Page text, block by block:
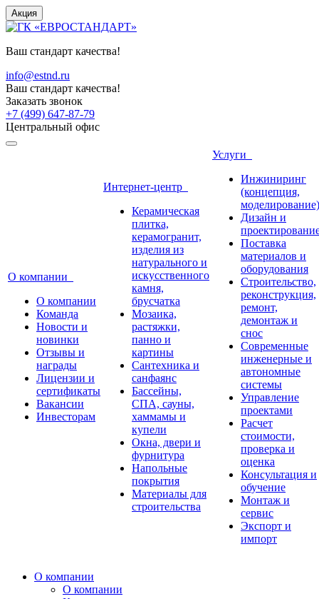
Акция
Ваш стандарт качества!
info@estnd.ru
Ваш стандарт качества!
Заказать звонок
+7 (499) 647-87-79
Центральный офис
О компании
О компании
Команда
Новости и
новинки
Отзывы и
награды
Лицензии и
сертификаты
Вакансии
Инвесторам
Интернет-центр
Керамическая
плитка,
керамогранит,
изделия из
натурального и
искусственного
камня,
брусчатка
Мозаика,
растяжки,
панно и
картины
Сантехника и
санфаянс
Бассейны,
СПА, сауны,
хаммамы и
купели
Окна, двери и
фурнитура
Напольные
покрытия
Материалы для
строительства
Услуги
Инжиниринг
(концепция,
моделирование)
Дизайн и
Поставка
материалов и
оборудования
Строительство,
реконструкция,
ремонт,
демонтаж и
снос
Современные
инженерные и
автономные
системы
Управление
проектами
Расчет
стоимости,
проверка и
оценка
Консультация и
обучение
Монтаж и
сервис
Экспорт и
импорт
О компании
О компании